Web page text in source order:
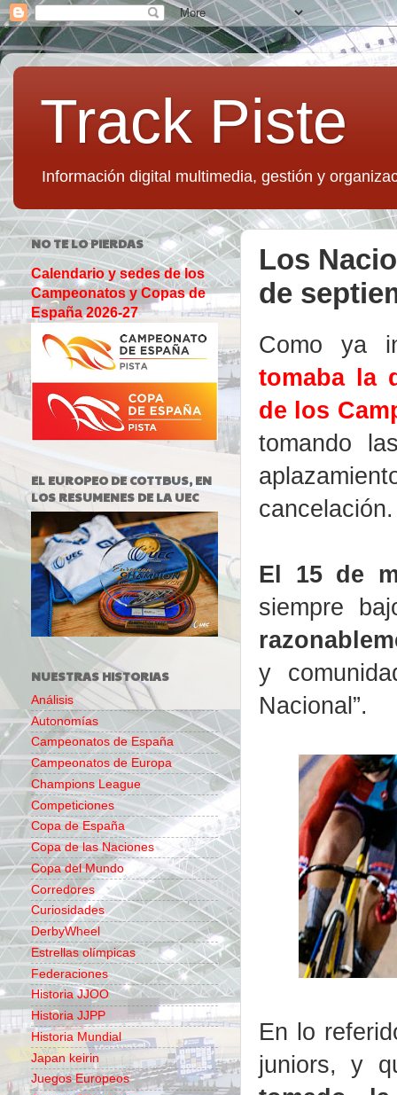
Track Piste
Información digital multimedia, gestión y
Los
de
Como ya
tomaba la
de los
tomando
cancelación.
El 15 de
siempre
y
Nacional”.
En lo
juniors, y
NO TE LO PIERDAS
Calendario y sedes de los
Campeonatos y Copas de
España 2026-27
EL EUROPEO DE COTTBUS, EN
LOS RESUMENES DE LA UEC
NUESTRAS HISTORIAS
Análisis
Autonomías
Campeonatos de España
Campeonatos de Europa
Champions League
Competiciones
Copa de España
Copa de las Naciones
Copa del Mundo
Corredores
Curiosidades
DerbyWheel
Estrellas olímpicas
Federaciones
Historia JJOO
Historia JJPP
Historia Mundial
Japan keirin
Juegos Europeos